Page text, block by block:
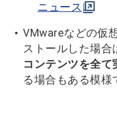
ニュース
VMwareなどの仮
ストールした場合
コンテンツを全て
る場合もある模様